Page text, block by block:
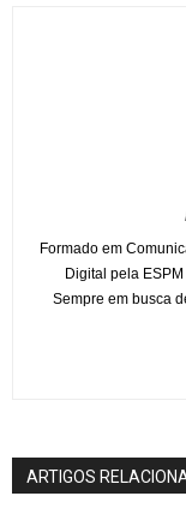
Formado em
Digital pela
Sempre em busca
ARTIGOS